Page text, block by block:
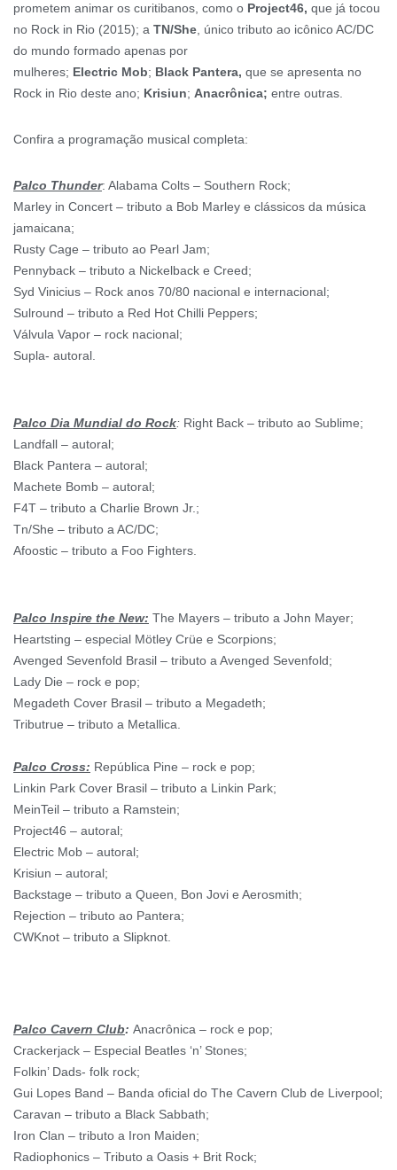
prometem animar os curitibanos, como o Project46, que já tocou
no Rock in Rio (2015); a TN/She , único tributo ao icônico AC/DC
do mundo formado apenas por
mulheres; Electric Mob; Black Pantera, que se apresenta no
Rock in Rio deste ano; Krisiun; Anacrônica; entre outras.
Confira a programação musical completa:
Palco Thunder: Alabama Colts – Southern Rock;
Marley in Concert – tributo a Bob Marley e clássicos da música
jamaicana;
Rusty Cage – tributo ao Pearl Jam;
Pennyback – tributo a Nickelback e Creed;
Syd Vinicius – Rock anos 70/80 nacional e internacional;
Sulround – tributo a Red Hot Chilli Peppers;
Válvula Vapor – rock nacional;
Supla- autoral.
Palco Dia Mundial do Rock: Right Back – tributo ao Sublime;
Landfall – autoral;
Black Pantera – autoral;
Machete Bomb – autoral;
F4T – tributo a Charlie Brown Jr.;
Tn/She – tributo a AC/DC;
Afoostic – tributo a Foo Fighters.
Palco Inspire the New: The Mayers – tributo a John Mayer;
Heartsting – especial Mötley Crüe e Scorpions;
Avenged Sevenfold Brasil – tributo a Avenged Sevenfold;
Lady Die – rock e pop;
Megadeth Cover Brasil – tributo a Megadeth;
Tributrue – tributo a Metallica.
Palco Cross: República Pine – rock e pop;
Linkin Park Cover Brasil – tributo a Linkin Park;
MeinTeil – tributo a Ramstein;
Project46 – autoral;
Electric Mob – autoral;
Krisiun – autoral;
Backstage – tributo a Queen, Bon Jovi e Aerosmith;
Rejection – tributo ao Pantera;
CWKnot – tributo a Slipknot.
Palco Cavern Club: Anacrônica – rock e pop;
Crackerjack – Especial Beatles ‘n’ Stones;
Folkin’ Dads- folk rock;
Gui Lopes Band – Banda oficial do The Cavern Club de Liverpool;
Caravan – tributo a Black Sabbath;
Iron Clan – tributo a Iron Maiden;
Radiophonics – Tributo a Oasis + Brit Rock;